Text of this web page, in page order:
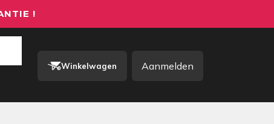
!
Winkelwagen Aanmelden